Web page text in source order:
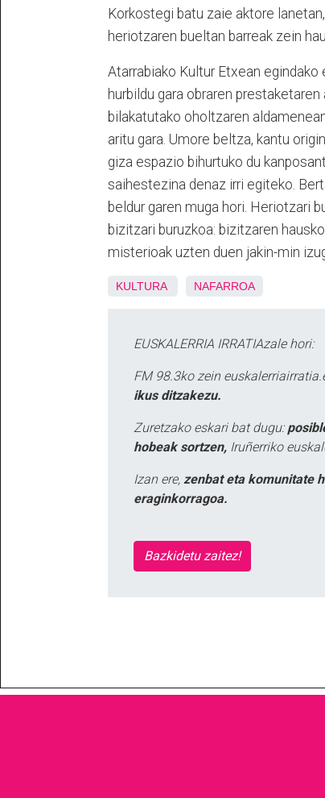
Korkostegi batu zaie aktore
heriotzaren bueltan barreak zein
Atarrabiako Kultur Etxean
hurbildu gara obraren
bilakatutako oholtzaren
aritu gara. Umore beltza, kantu
giza espazio bihurtuko du
saihestezina denaz irri egiteko.
beldur garen muga hori. Heriotzari
bizitzari buruzkoa: bizitzaren
misterioak uzten duen jakin-min
KULTURA NAFARROA
EUSKALERRIA IRRATIAzale hori:
FM 98.3ko zein
ikus ditzakezu.
Zuretzako eskari bat dugu:
hobeak sortzen, Iruñerriko
Izan ere, zenbat eta komunitate
eraginkorragoa.
Bazkidetu zaitez!